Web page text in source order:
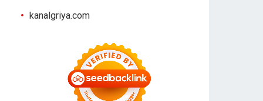
kanalgriya.com